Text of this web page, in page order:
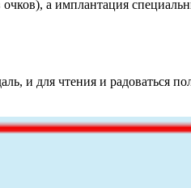
а имплантация
и для чтения и радоваться